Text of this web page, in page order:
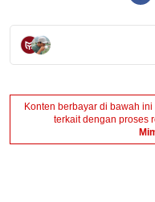
Konten berbayar di bawah
terkait dengan proses